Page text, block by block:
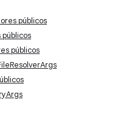
públicos
públicos